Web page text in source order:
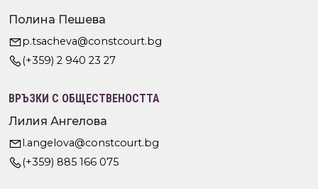
Полина Пешева
p.tsacheva@constcourt.bg
(+359) 2 940 23 27
ВРЪЗКИ С ОБЩЕСТВЕНОСТТА
Лилия Ангелова
l.angelova@constcourt.bg
(+359) 885 166 075